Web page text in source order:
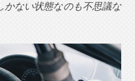
かない状態なのも不思議な